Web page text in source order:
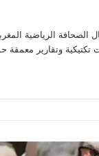
الرياضية
وتقارير معمقة